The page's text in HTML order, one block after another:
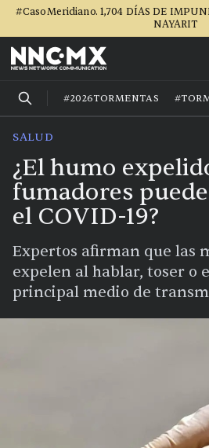
#CasoMeridiano. 1,704 DÍAS DE
NAYARIT
#2026TORMENTAS
SALUD
¿El humo
fumadores
el COVID-19?
Expertos afirman que las
expelen al hablar, toser o
principal medio de